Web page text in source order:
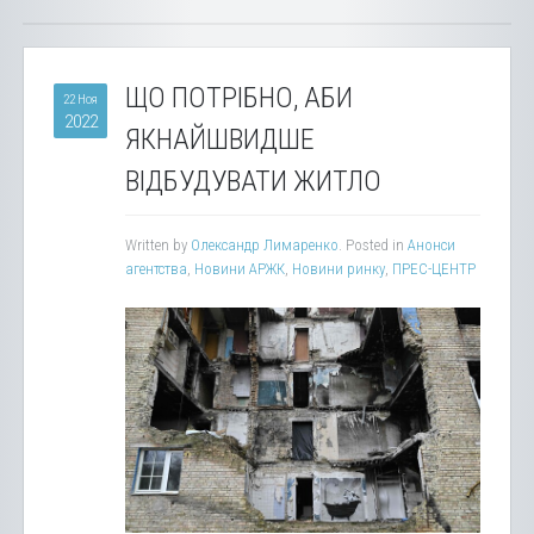
22 Ноя
2022
ЩО ПОТРІБНО, АБИ
ЯКНАЙШВИДШЕ
ВІДБУДУВАТИ ЖИТЛО
Written by Олександр Лимаренко. Posted in Анонси
агентства, Новини АРЖК, Новини ринку, ПРЕС-ЦЕНТР